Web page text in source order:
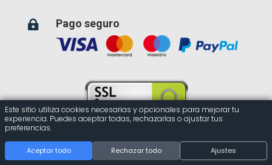
 Pago seguro
HARDWARE PLANET
Este sitio utiliza cookies necesarias y opcionales para mejorar tu
experiencia. Puedes aceptar todas, rechazarlas o ajustar tus
preferencias.
Aceptar todo Rechazar todo Ajustes